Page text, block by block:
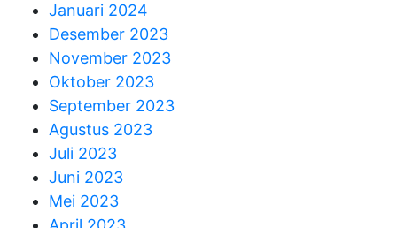
Januari 2024
Desember 2023
November 2023
Oktober 2023
September 2023
Agustus 2023
Juli 2023
Juni 2023
Mei 2023